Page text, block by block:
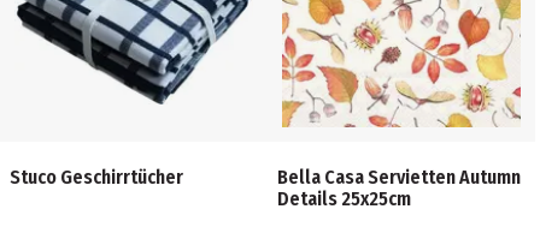
Stuco Geschirrtücher
Bella Casa Servietten Autumn
Details 25x25cm